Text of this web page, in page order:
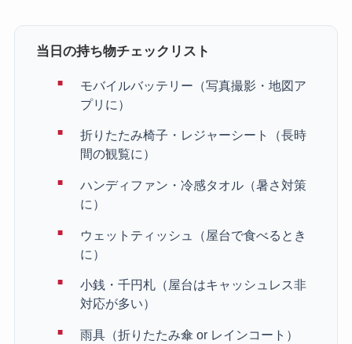
当日の持ち物チェックリスト
モバイルバッテリー（写真撮影・地図ア
プリに）
折りたたみ椅子・レジャーシート（長時
間の観覧に）
ハンディファン・冷感タオル（暑さ対策
に）
ウェットティッシュ（屋台で食べるとき
に）
小銭・千円札（屋台はキャッシュレス非
対応が多い）
雨具（折りたたみ傘 or レインコート）